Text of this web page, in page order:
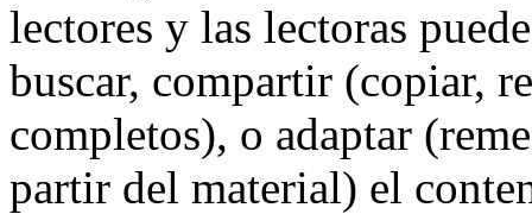
lectores y las lectoras
buscar, compartir (copiar,
completos), o adaptar
partir del material) el